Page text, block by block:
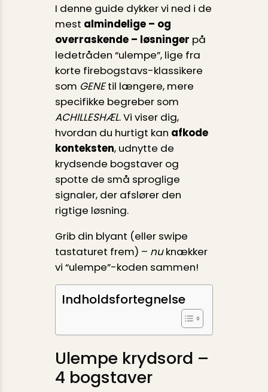
I denne guide dykker vi ned i de
mest almindelige – og
overraskende – løsninger på
ledetråden “ulempe”, lige fra
korte firebogstavs-klassikere
som GENEtil længere, mere
specifikke begreber som
ACHILLESHÆL. Vi viser dig,
hvordan du hurtigt kan afkode
konteksten, udnytte de
krydsende bogstaver og
spotte de små sproglige
signaler, der afslører den
rigtige løsning.
Grib din blyant (eller swipe
tastaturet frem) – nuknækker
vi “ulempe”-koden sammen!
Indholdsfortegnelse
Ulempe krydsord –
4 bogstaver